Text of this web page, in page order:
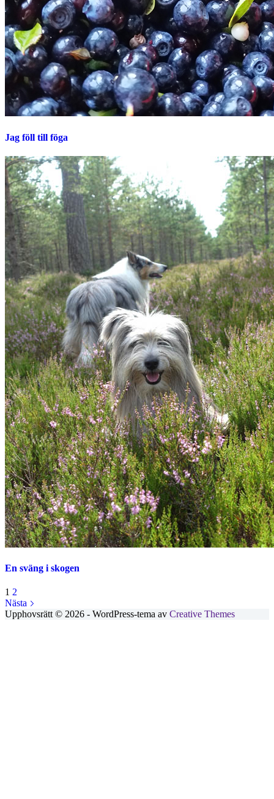
Jag föll till föga
En sväng i skogen
1 2
Nästa
Upphovsrätt © 2026 - WordPress-tema av Creative Themes